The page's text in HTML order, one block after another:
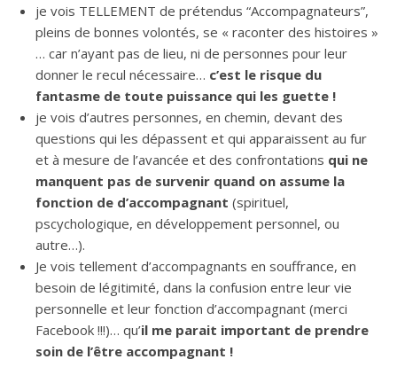
je vois TELLEMENT de prétendus “Accompagnateurs”,
pleins de bonnes volontés, se « raconter des histoires »
… car n’ayant pas de lieu, ni de personnes pour leur
donner le recul nécessaire… c’est le risque du
fantasme de toute puissance qui les guette !
je vois d’autres personnes, en chemin, devant des
questions qui les dépassent et qui apparaissent au fur
et à mesure de l’avancée et des confrontations qui ne
manquent pas de survenir quand on assume la
fonction de d’accompagnant (spirituel,
pscychologique, en développement personnel, ou
autre…).
Je vois tellement d’accompagnants en souffrance, en
besoin de légitimité, dans la confusion entre leur vie
personnelle et leur fonction d’accompagnant (merci
Facebook !!!)… qu’il me parait important de prendre
soin de l’être accompagnant !